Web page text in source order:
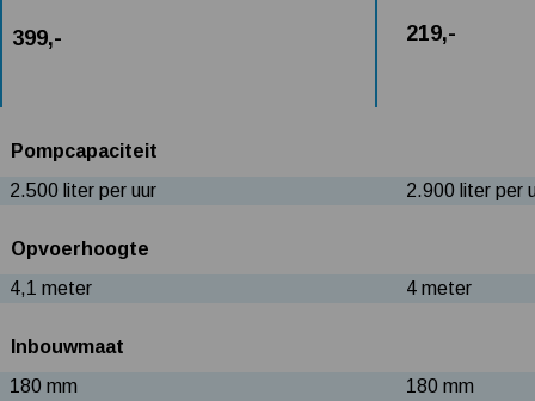
399,- 219,-
Pompcapaciteit
2.500 liter per uur
2.900 liter per
Opvoerhoogte
4,1 meter
4 meter
Inbouwmaat
180 mm
180 mm